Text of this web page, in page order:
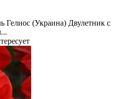
Гелиос (Украина) Двулетник с